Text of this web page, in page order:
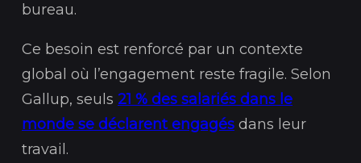
bureau.
Ce besoin est renforcé par un contexte
global où l’engagement reste fragile. Selon
Gallup, seuls 21 % des salariés dans le
monde se déclarent engagés dans leur
travail.